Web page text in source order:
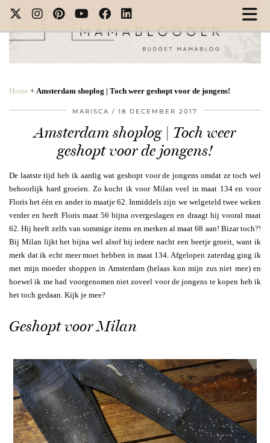
Home + Amsterdam shoplog | Toch weer geshopt voor de jongens!
MARISCA 18 DECEMBER 2017
Amsterdam shoplog | Toch weer
geshopt voor de jongens!
De laatste tijd heb ik aardig wat geshopt voor de jongens omdat ze toch wel
behoorlijk hard groeien. Zo kocht ik voor Milan veel in maat 134 en voor
Floris het één en ander in maatje 62. Inmiddels zijn we welgeteld twee weken
verder en heeft Floris maat 56 bijna overgeslagen en draagt hij vooral maat
62. Hij heeft zelfs van sommige items en merken al maat 68 aan! Bizar toch?!
Bij Milan lijkt het bijna wel alsof hij iedere nacht een beetje groeit, want ik
merk dat ik echt meer moet hebben in maat 134. Afgelopen zaterdag ging ik
met mijn moeder shoppen in Amsterdam (helaas kon mijn zus niet mee) en
hoewel ik me had voorgenomen niet zoveel voor de jongens te kopen heb ik
het toch gedaan. Kijk je mee?
Geshopt voor Milan